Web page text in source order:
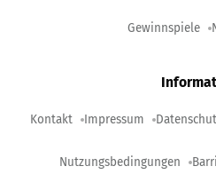
Gewinnspiele
Kontakt Impressum
Nutzungsbedingungen